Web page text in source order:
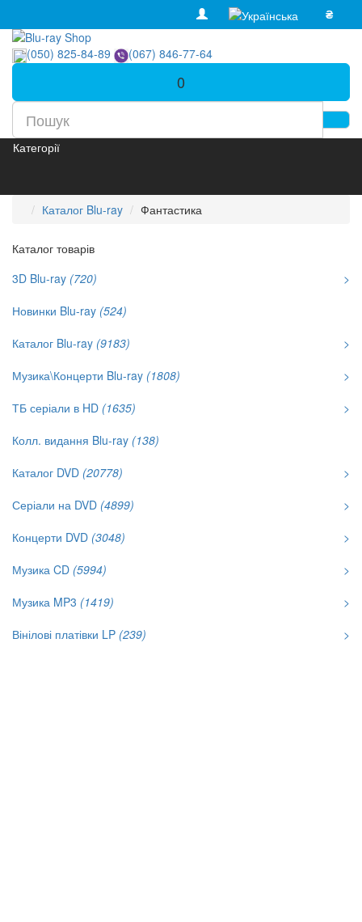
₴
(050) 825-84-89 (067) 846-77-64
0
Категорії
Каталог Blu-ray Фантастика
Каталог товарів
3D Blu-ray (720)
>
Новинки Blu-ray (524)
Каталог Blu-ray (9183)
>
Музика\Концерти Blu-ray (1808)
>
ТБ серіали в HD (1635)
>
Колл. видання Blu-ray (138)
Каталог DVD (20778)
>
Серіали на DVD (4899)
>
Концерти DVD (3048)
>
Музика CD (5994)
>
Музика MP3 (1419)
>
Вінілові платівки LP (239) >